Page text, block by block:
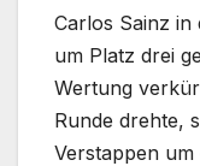
Carlos Sainz
um Platz drei
Wertung
Runde drehte,
Verstappen